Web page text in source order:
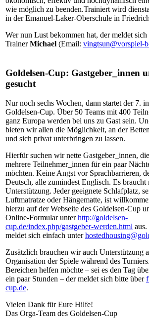
wie möglich zu beenden.Trainiert wird
in der Emanuel-Laker-Oberschule in
Wer nun Lust bekommen hat, der meldet
TrainerMichael (Email: vingtsun@vorspiel-
Goldelsen-Cup: Gastgeber_innen
gesucht
Nur noch sechs Wochen, dann startet der 7.
Goldelsen-Cup. Über 50 Teams mit 400
ganz Europa werden bei uns zu Gast sein.
bieten wir allen die Möglichkeit, an der
und sich privat unterbringen zu lassen.
Hierfür suchen wir nette Gastgeber_innen,
mehrere Teilnehmer_innen für ein paar
möchten. Keine Angst vor Sprachbarrieren,
Deutsch, alle zumindest Englisch. Es
Unterstützung. Jeder geeignete Schlafplatz,
Luftmatratze oder Hängematte, ist
hierzu auf der Webseite des Goldelsen-Cup
Online-Formular unterhttp://goldelsen-
cup.de/index.php/gastgeber-werden.html
meldet sich einfach unter
Zusätzlich brauchen wir auch Unterstützung
Organisation der Spiele während des
Bereichen helfen möchte – sei es den Tag
ein paar Stunden – der meldet sich bitte über
cup.de.
Vielen Dank für Eure Hilfe!
Das Orga-Team des Goldelsen-Cup